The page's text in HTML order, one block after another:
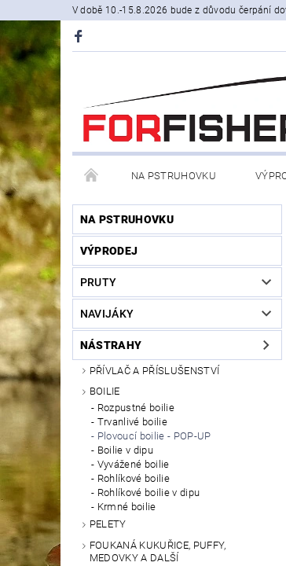
V době 10.-15.8.2026 bude z důvodu čerpání
NA PSTRUHOVKU
STOJANY A SIGNALIZÁTORY
PRODÁVANÉ ZNAČKY NOVINKY
NA PSTRUHOVKU
VÝPRODEJ
PRUTY
NAVIJÁKY
NÁSTRAHY
PŘÍVLAČ A PŘÍSLUŠENSTVÍ
BOILIE
Rozpustné boilie
Trvanlivé boilie
Plovoucí boilie - POP-UP
Boilie v dipu
Vyvážené boilie
Rohlíkové boilie
Rohlíkové boilie v dipu
Krmné boilie
PELETY
FOUKANÁ KUKUŘICE, PUFFY,
MEDOVKY A DALŠÍ